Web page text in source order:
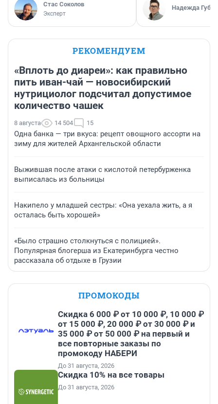
Стас Соколов
Эксперт
Надежда
РЕКОМЕНДУЕМ
«Вплоть до диареи»: как правильно
пить иван-чай — новосибирский
нутрициолог подсчитал допустимое
количество чашек
8 августа 14 504 15
Одна банка — три вкуса: рецепт овощного ассорти на
зиму для жителей Архангельской области
Выжившая после атаки с кислотой петербурженка
выписалась из больницы
Накипело у младшей сестры: «Она уехала жить, а я
осталась быть хорошей»
«Было страшно столкнуться с полицией».
Популярная блогерша из Екатеринбурга честно
рассказала об отдыхе в Грузии
ПРОМОКОДЫ
Скидка 6 000 ₽ от 10 000 ₽, 10 000 ₽
от 15 000 ₽, 20 000 ₽ от 30 000 ₽ и
35 000 ₽ от 50 000 ₽ на первый и
все повторные заказы по
промокоду НАБЕРИ
До 31 августа, 2026
Скидка 10% на все товары
До 31 августа, 2026